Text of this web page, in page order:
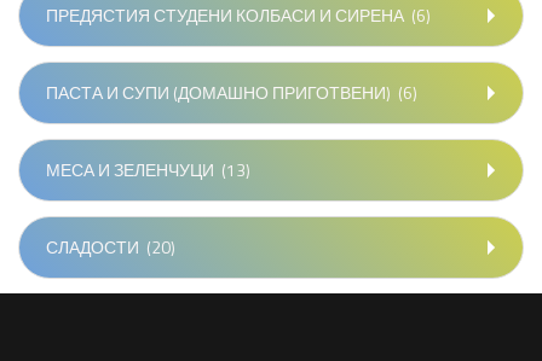
ПРЕДЯСТИЯ СТУДЕНИ КОЛБАСИ И СИРЕНА (6)
ПАСТА И СУПИ (ДОМАШНО ПРИГОТВЕНИ) (6)
МЕСА И ЗЕЛЕНЧУЦИ (13)
СЛАДОСТИ (20)